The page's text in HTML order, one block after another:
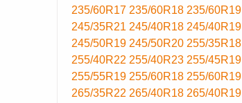
235/60R17 235/60R18 235/60R19
245/35R21 245/40R18 245/40R19
245/50R19 245/50R20 255/35R18
255/40R22 255/40R23 255/45R19
255/55R19 255/60R18 255/60R19
265/35R22 265/40R18 265/40R19